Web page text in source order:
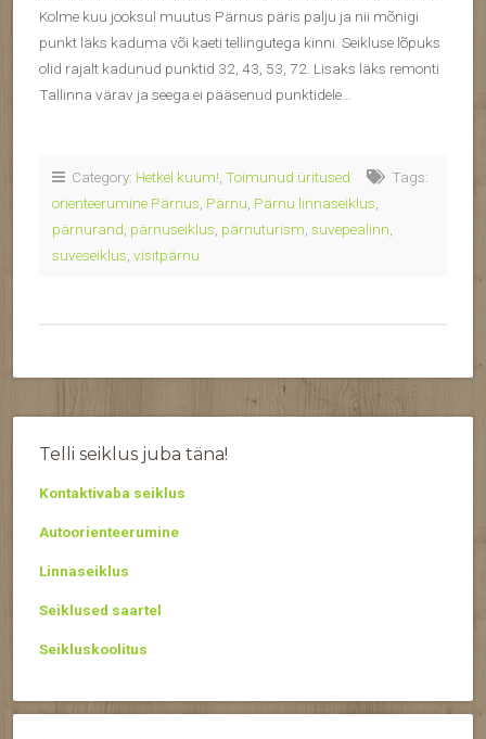
Kolme kuu jooksul muutus Pärnus päris palju ja nii mõnigi
punkt läks kaduma või kaeti tellingutega kinni. Seikluse lõpuks
olid rajalt kadunud punktid 32, 43, 53, 72. Lisaks läks remonti
Tallinna värav ja seega ei pääsenud punktidele…
Category: Hetkel kuum! Toimunud üritused
Tags:
orienteerumine Pärnus Pärnu Pärnu linnaseiklus
pärnurand pärnuseiklus pärnuturism suvepealinn
suveseiklus visitpärnu
Telli seiklus juba täna!
Kontaktivaba seiklus
Autoorienteerumine
Linnaseiklus
Seiklused saartel
Seikluskoolitus